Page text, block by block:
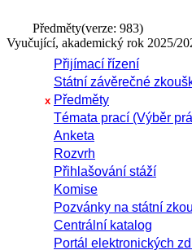
Předměty(verze: 983)
Vyučující, akademický rok 2025/
Přijímací řízení
Státní závěrečné
x Předměty
Témata prací (Výběr
Anketa
Rozvrh
Přihlašování stáží
Komise
Pozvánky na státní
Centrální katalog
Portál elektronických